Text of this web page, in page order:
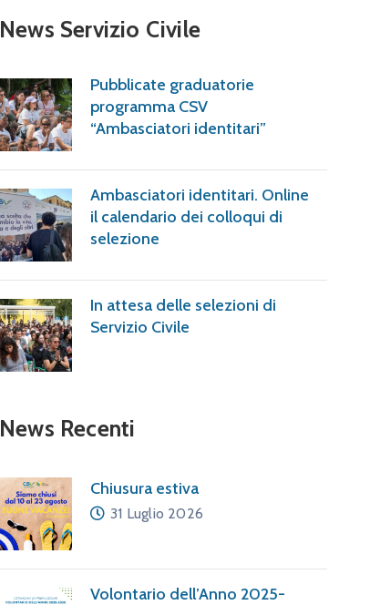
News Servizio Civile
Pubblicate graduatorie
programma CSV
“Ambasciatori identitari”
Ambasciatori identitari. Online
il calendario dei colloqui di
selezione
In attesa delle selezioni di
Servizio Civile
News Recenti
Chiusura estiva
31 Luglio 2026
Volontario dell’Anno 2025-